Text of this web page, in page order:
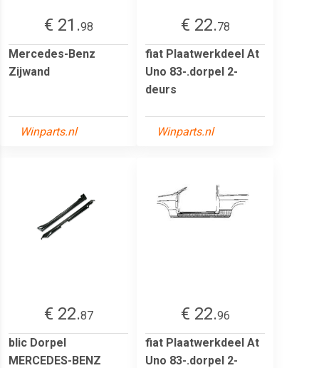
€ 21.98
Mercedes-Benz
Zijwand
Winparts.nl
€ 22.78
fiat Plaatwerkdeel At
Uno 83-.dorpel 2-
deurs
Winparts.nl
€ 22.87
blic Dorpel
MERCEDES-BENZ
€ 22.96
fiat Plaatwerkdeel At
Uno 83-.dorpel 2-